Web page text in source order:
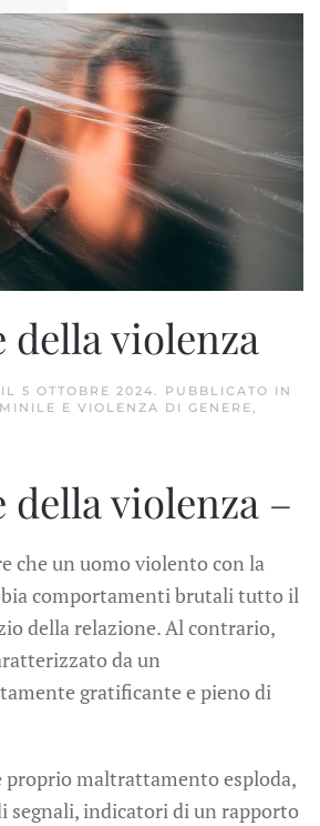
della violenza
IL 5 OTTOBRE 2024. PUBBLICATO IN
E VIOLENZA DI GENERE,
della violenza –
che un uomo violento con la
comportamenti brutali tutto il
della relazione. Al contrario,
da un
gratificante e pieno di
proprio maltrattamento esploda,
segnali, indicatori di un rapporto